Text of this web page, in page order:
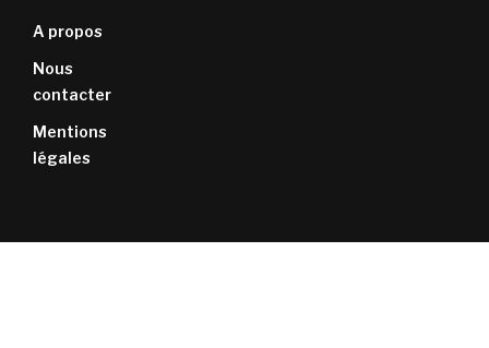
A propos
Nous
contacter
Mentions
légales